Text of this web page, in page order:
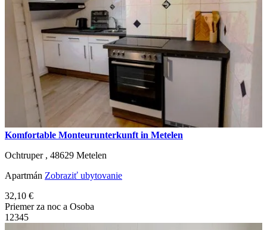
Komfortable Monteurunterkunft in Metelen
Ochtruper , 48629 Metelen
Apartmán Zobraziť ubytovanie
32,10 €
Priemer za noc a Osoba
1 2345